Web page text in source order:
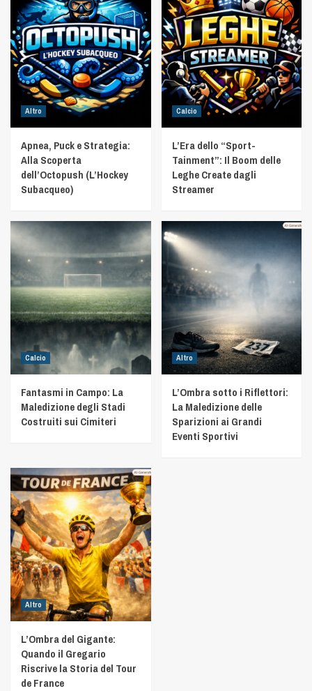
Altro
Apnea, Puck e Strategia:
Alla Scoperta
dell’Octopush (L’Hockey
Subacqueo)
Calcio
L’Era dello “Sport-
Tainment”: Il Boom delle
Leghe Create dagli
Streamer
Calcio
Fantasmi in Campo: La
Maledizione degli Stadi
Costruiti sui Cimiteri
Altro
L’Ombra sotto i Riflettori:
La Maledizione delle
Sparizioni ai Grandi
Eventi Sportivi
Altro
L’Ombra del Gigante:
Quando il Gregario
Riscrive la Storia del Tour
de France